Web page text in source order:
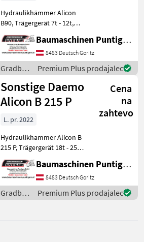
Hydraulikhämmer Alicon
B90, Trägergerät 7t - 12t,
Ölfluss 50-100 l/min, ohne
Anbauplatte und ohne
Schläuche und Kupplungen
Baumaschinen
Baumaschinen Puntigam GmbH
8483 Deutsch Goritz
Gradbeni
stroji /
Sonstige
Premium Plus prodajalec
Sonstige Daemo
Alicon B 215 P
Cena
na
zahtevo
L. pr. 2022
Hydraulikhammer Alicon B
215 P, Trägergerät 18t - 25t,
Ölfluss 110-160 l/min,
Gewicht 1817 kg, ohne
Anbauplatte und ohne
Schläuche und Kupp
Baumaschinen Puntigam GmbH
8483 Deutsch Goritz
Gradbeni
stroji /
Premium Plus prodajalec